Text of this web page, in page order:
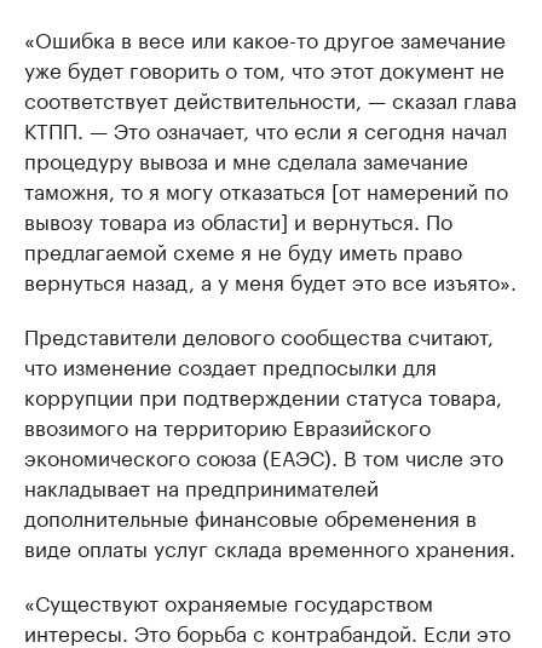
«Ошибка в весе или какое-то другое замечание
уже будет говорить о том, что этот документ не
соответствует действительности, — сказал глава
КТПП. — Это означает, что если я сегодня начал
процедуру вывоза и мне сделала замечание
таможня, то я могу отказаться [от намерений по
вывозу товара из области] и вернуться. По
предлагаемой схеме я не буду иметь право
вернуться назад, а у меня будет это все изъято».
Представители делового сообщества считают,
что изменение создает предпосылки для
коррупции при подтверждении статуса товара,
ввозимого на территорию Евразийского
экономического союза (ЕАЭС). В том числе это
накладывает на предпринимателей
дополнительные финансовые обременения в
виде оплаты услуг склада временного хранения.
«Существуют охраняемые государством
интересы. Это борьба с контрабандой. Если это